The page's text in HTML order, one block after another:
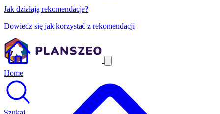
Jak działają rekomendacje?
Dowiedz się jak korzystać z rekomendacji
Home
Szukaj